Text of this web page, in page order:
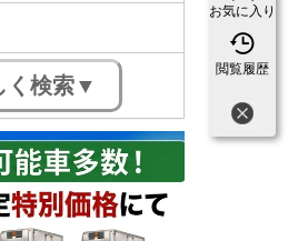
お気に入り
閲覧履歴